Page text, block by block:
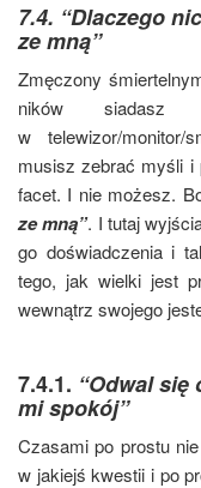
7.4. “Dlaczego
ze mną”
Zmę­czo­ny
ni­ków sia­dasz
w telewizor/monitor/
musisz zebrać myśli
facet. I nie możesz.
ze mną”. I tutaj
go doświad­cze­nia i
tego, jak wiel­ki jest
wewnątrz swo­je­go
7.4.1. “Odwal się
mi spokój”
Cza­sa­mi po pro­stu
w jakiejś kwe­stii i po